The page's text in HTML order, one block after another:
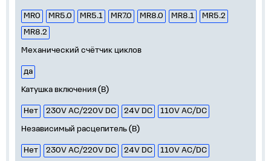
MR0 MR5.0 MR5.1 MR7.0 MR8.0 MR8.1
MR5.2
MR8.2
Механический счётчик циклов
да
Катушка включения (В)
Нет 230V AC/220V DC 24V DC
110V AC/DC
Независимый расцепитель (В)
Нет 230V АС/220V DC 24V DC
110V АС/DC